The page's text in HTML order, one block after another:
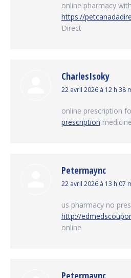
online pharmacy
https://
Direct
CharlesIsoky
dit
22 avril 2026 à 12 h 38
online prescription
prescription
Petermaync
dit
22 avril 2026 à 13 h 07
us pharmacy no
http://
online
Petermaync